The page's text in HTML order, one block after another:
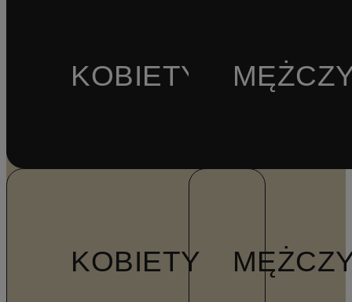
KOBIETY
KOBIETY